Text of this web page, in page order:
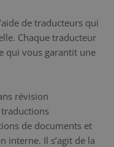
de traducteurs qui
Chaque traducteur
qui vous garantit une
révision
de documents et
interne. Il s’agit de la